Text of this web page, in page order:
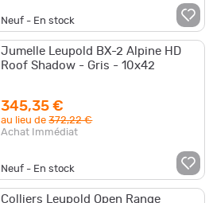
Neuf - En stock
Jumelle Leupold BX-2 Alpine HD
Roof Shadow - Gris - 10x42
345,35 €
au lieu de372,22 €
Achat Immédiat
Neuf - En stock
Colliers Leupold Open Range